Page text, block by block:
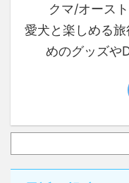
クマ/オース
愛犬と楽しめる
めのグッズや